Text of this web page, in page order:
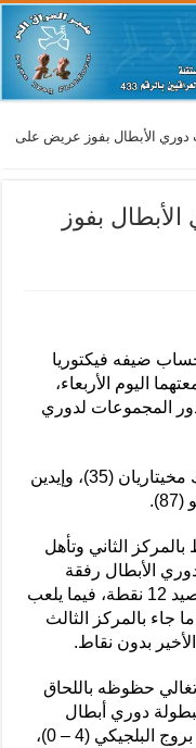
الأبطال بفوز عريض على
بفوز
ضيفه فيكتوريا
جمعتهما اليوم الأربعاء،
سيرو، بالجولة 5 من دور المجموعات لدوري
أحرز أهداف النيراتزوري كل من: هنريك مخيتاريان (35)، وإيدين
رفع إنتر رصيده إلى 10 نقاط بالمركز الثاني وتأهل
بهذا الفوز لدور ال 16 من دوري الأبطال رفقة
المتأهل مسبقا بايرن ميونخ الألماني برصيد 12 نقطة، فيما يلعب
جاء بالمركز الثالث
حظوظه باللحاق
لبطولة دوري أبطال
أوروبا، بفوزه الكبير على مضيفه كلوب بروج البلجيكي (4 – 0)،